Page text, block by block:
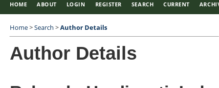
HOME ABOUT LOGIN REGISTER SEARCH CURRENT
Home>Search >Author Details
Author Details